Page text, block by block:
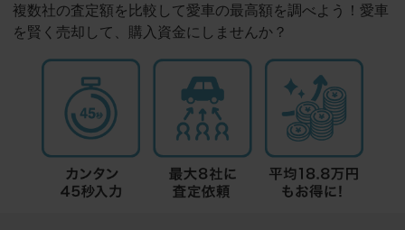
複数社の査定額を比較して愛車の最高額を調べよう！愛車
を賢く売却して、購入資金にしませんか？